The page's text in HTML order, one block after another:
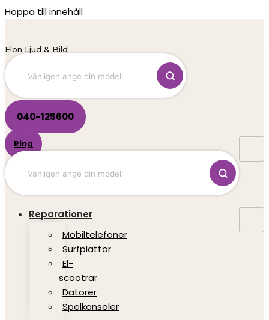
Hoppa till innehåll
Elon Ljud & Bild
040-125600
Ring
Reparationer
Mobiltelefoner
Surfplattor
El-
scootrar
Datorer
Spelkonsoler